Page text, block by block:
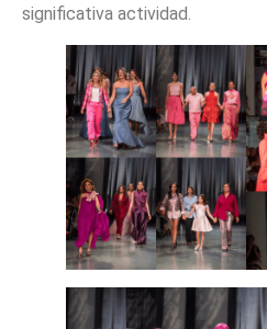
significativa actividad.